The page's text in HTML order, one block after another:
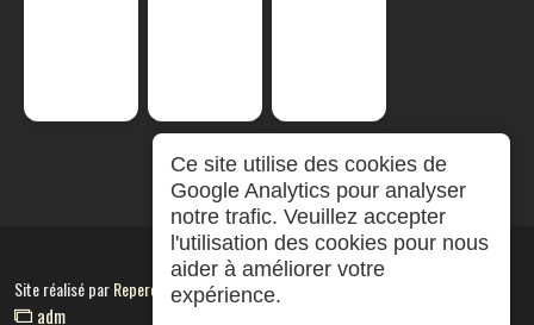
Site réalisé parRepereCom
adm
Ce site utilise des cookies de
Google Analytics pour analyser
notre trafic. Veuillez accepter
l'utilisation des cookies pour nous
aider à améliorer votre
expérience.